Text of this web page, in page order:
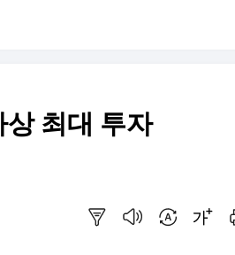
최대 투자